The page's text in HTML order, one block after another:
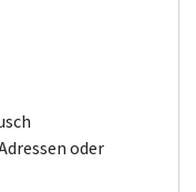
oder